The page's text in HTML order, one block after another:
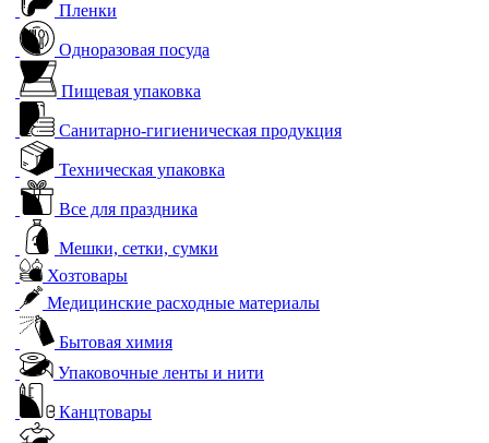
Пленки
Одноразовая посуда
Пищевая упаковка
Санитарно-гигиеническая продукция
Техническая упаковка
Все для праздника
Мешки, сетки, сумки
Хозтовары
Медицинские расходные материалы
Бытовая химия
Упаковочные ленты и нити
Канцтовары